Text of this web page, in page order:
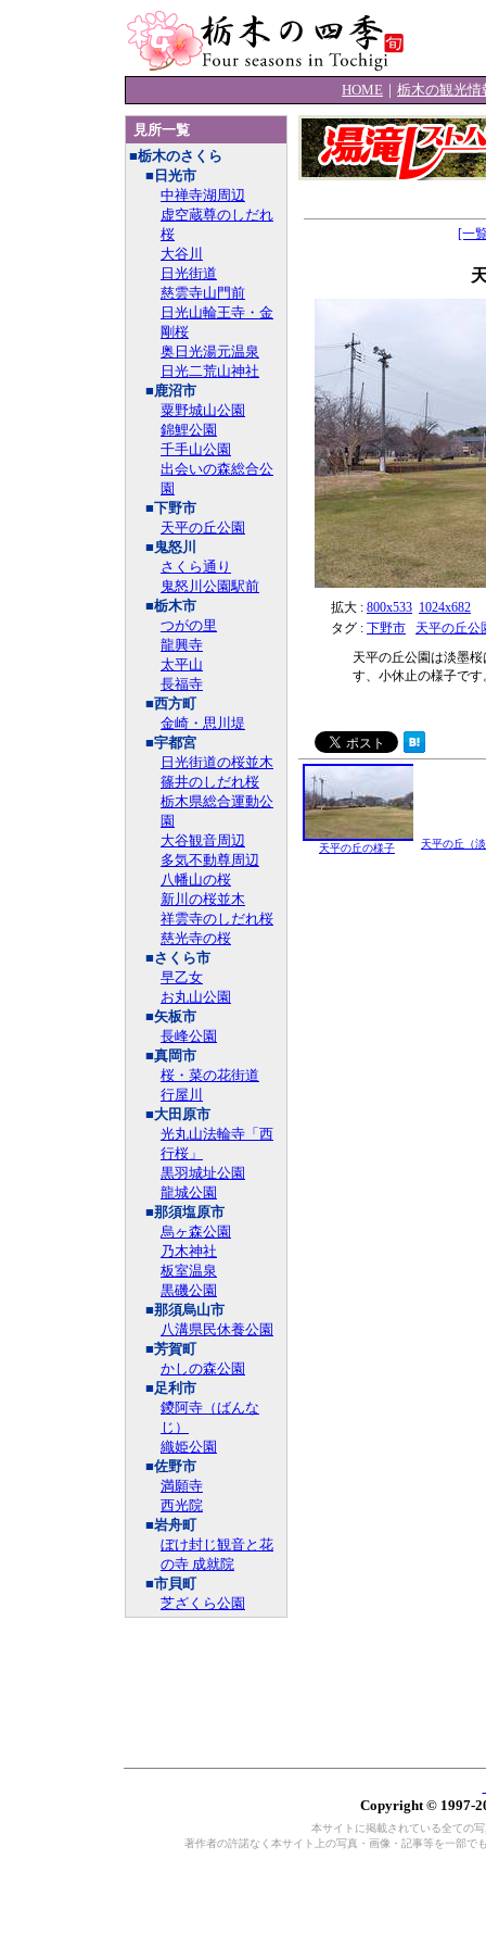
HOME ｜ 栃木の観光情
見所一覧
■栃木のさくら
■日光市
中禅寺湖周辺
虚空蔵尊のしだれ
桜
大谷川
日光街道
慈雲寺山門前
日光山輪王寺・金
剛桜
奥日光湯元温泉
日光二荒山神社
■鹿沼市
粟野城山公園
錦鯉公園
千手山公園
出会いの森総合公
園
■下野市
天平の丘公園
■鬼怒川
さくら通り
鬼怒川公園駅前
■栃木市
つがの里
龍興寺
太平山
長福寺
■西方町
金崎・思川堤
■宇都宮
日光街道の桜並木
篠井のしだれ桜
栃木県総合運動公
園
大谷観音周辺
多気不動尊周辺
八幡山の桜
新川の桜並木
祥雲寺のしだれ桜
慈光寺の桜
■さくら市
早乙女
お丸山公園
■矢板市
長峰公園
■真岡市
桜・菜の花街道
行屋川
■大田原市
光丸山法輪寺「西
行桜」
黒羽城址公園
龍城公園
■那須塩原市
烏ヶ森公園
乃木神社
板室温泉
黒磯公園
■那須烏山市
八溝県民休養公園
■芳賀町
かしの森公園
■足利市
鑁阿寺（ばんな
じ）
織姫公園
■佐野市
満願寺
西光院
■岩舟町
ぼけ封じ観音と花
の寺 成就院
■市貝町
芝ざくら公園
[一
拡大 : 800x533 1024x682
タグ : 下野市
天平の丘公
天平の丘公園は淡墨
す、小休止の様子です
天平の丘の様子 天平の丘（
Copyright © 1997-
本サイトに掲載されている全ての
著作者の許諾なく本サイト上の写真・画像・記事等を一部で